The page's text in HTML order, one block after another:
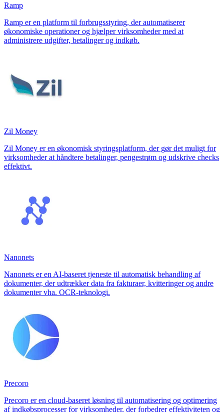
Ramp
Ramp er en platform til forbrugsstyring, der automatiserer
økonomiske operationer og hjælper virksomheder med at
administrere udgifter, betalinger og indkøb.
Zil Money
Zil Money er en økonomisk styringsplatform, der gør det muligt for
virksomheder at håndtere betalinger, pengestrøm og udskrive checks
effektivt.
Nanonets
Nanonets er en AI-baseret tjeneste til automatisk behandling af
dokumenter, der udtrækker data fra fakturaer, kvitteringer og andre
dokumenter vha. OCR-teknologi.
Precoro
Precoro er en cloud-baseret løsning til automatisering og optimering
af indkøbsprocesser for virksomheder, der forbedrer effektiviteten og